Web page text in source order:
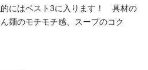
にはベスト3に入ります！ 具材の
麺のモチモチ感、スープのコク